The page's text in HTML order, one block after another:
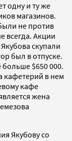
одну и ту же
магазинов.
не против
всегда. Акции
скупали
был в отпуске.
$650 000.
кафетерий в нем
кафе
жена
Якубову со